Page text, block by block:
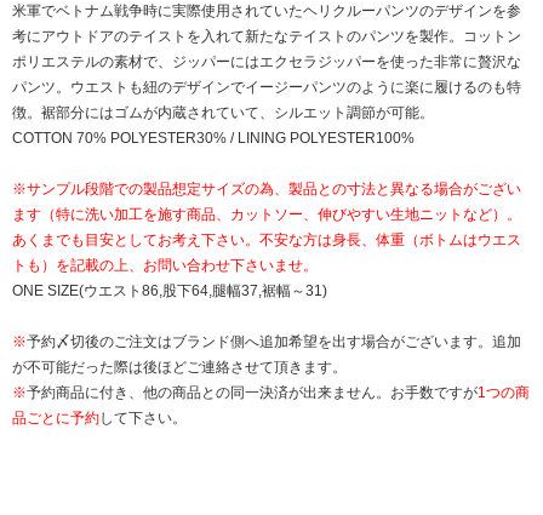
米軍でベトナム戦争時に実際使用されていたヘリクルーパンツのデザインを参
考にアウトドアのテイストを入れて新たなテイストのパンツを製作。コットン
ポリエステルの素材で、ジッパーにはエクセラジッパーを使った非常に贅沢な
パンツ。ウエストも紐のデザインでイージーパンツのように楽に履けるのも特
徴。裾部分にはゴムが内蔵されていて、シルエット調節が可能。
COTTON 70% POLYESTER30% / LINING POLYESTER100%
※サンプル段階での製品想定サイズの為、製品との寸法と異なる場合がござい
ます（特に洗い加工を施す商品、カットソー、伸びやすい生地ニットなど）。
あくまでも目安としてお考え下さい。不安な方は身長、体重（ボトムはウエス
トも）を記載の上、お問い合わせ下さいませ。
ONE SIZE(ウエスト86,股下64,腿幅37,裾幅～31)
※予約〆切後のご注文はブランド側へ追加希望を出す場合がございます。追加
が不可能だった際は後ほどご連絡させて頂きます。
※予約商品に付き、他の商品との同一決済が出来ません。お手数ですが1つの商
品ごとに予約して下さい。